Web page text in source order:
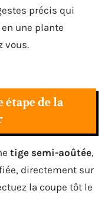
précis qui
une plante
vous.
étape de la
tige semi-aoûtée,
directement sur
la coupe tôt le